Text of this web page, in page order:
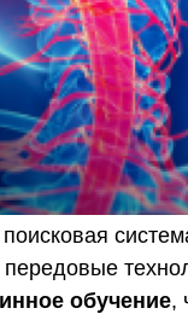
передовые
обучение,